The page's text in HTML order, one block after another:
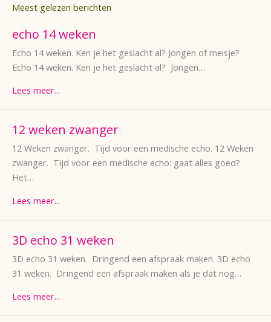
Meest gelezen berichten
echo 14 weken
Echo 14 weken. Ken je het geslacht al? Jongen of meisje?
Echo 14 weken. Ken je het geslacht al? Jongen…
Lees meer...
12 weken zwanger
12 Weken zwanger. Tijd voor een medische echo. 12 Weken
zwanger. Tijd voor een medische echo: gaat alles goed?
Het…
Lees meer...
3D echo 31 weken
3D echo 31 weken. Dringend een afspraak maken. 3D echo
31 weken. Dringend een afspraak maken als je dat nog…
Lees meer...